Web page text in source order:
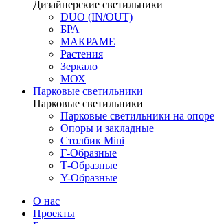
Дизайнерские светильники
DUO (IN/OUT)
БРА
МАКРАМЕ
Растения
Зеркало
МОХ
Парковые светильники
Парковые светильники
Парковые светильники на опоре
Опоры и закладные
Столбик Mini
Г-Образные
Т-Образные
Y-Образные
О нас
Проекты